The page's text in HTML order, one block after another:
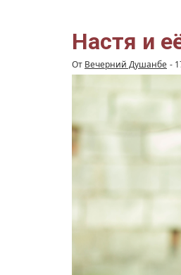
Настя и
От Вечерний Душанбе -